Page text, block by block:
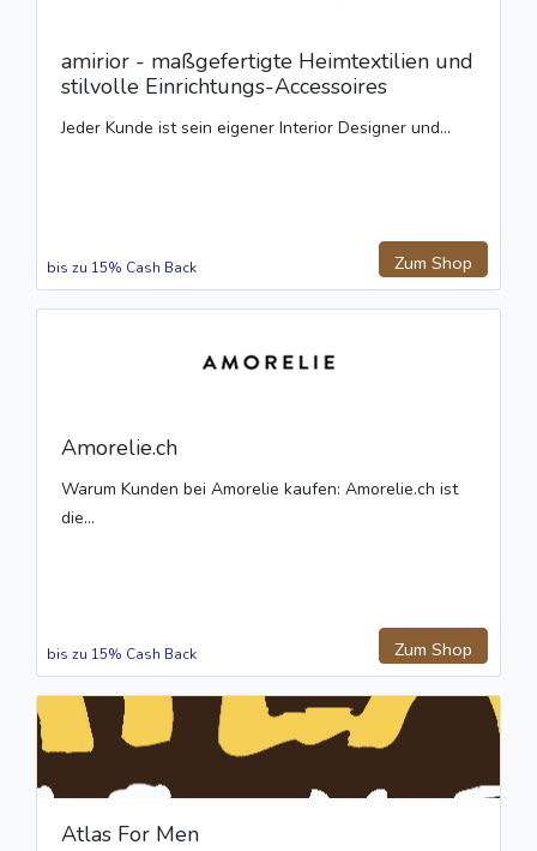
amirior - maßgefertigte Heimtextilien und
stilvolle Einrichtungs-Accessoires
Jeder Kunde ist sein eigener Interior Designer und...
Zum Shop
bis zu 15% Cash Back
Amorelie.ch
Warum Kunden bei Amorelie kaufen: Amorelie.ch ist
die...
Zum Shop
bis zu 15% Cash Back
Atlas For Men